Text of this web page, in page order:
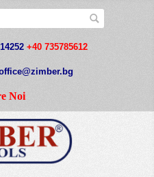
+40 735785612
Noi